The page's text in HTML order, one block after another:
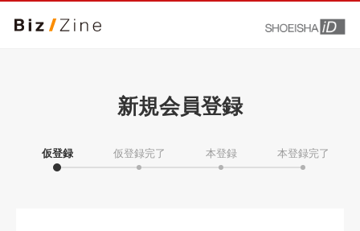
新規会員登録
仮登録 仮登録完了 本登録 本登録完了